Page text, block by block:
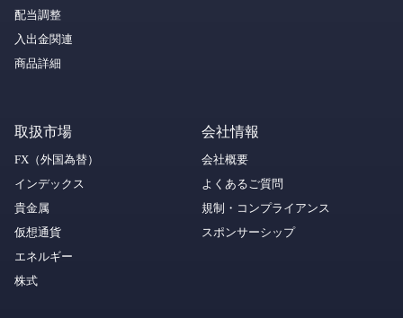
配当調整
入出金関連
商品詳細
取扱市場
FX（外国為替）
インデックス
貴金属
仮想通貨
エネルギー
株式
会社情報
会社概要
よくあるご質問
規制・コンプライアンス
スポンサーシップ